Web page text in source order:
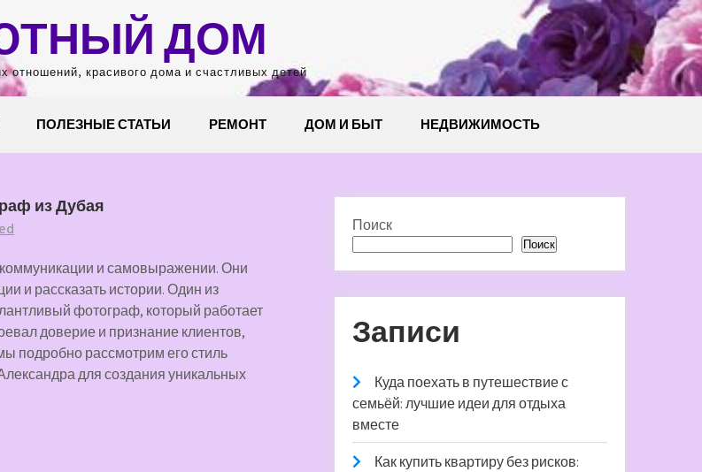
ДОМ
отношений, красивого дома и счастливых детей
ПОЛЕЗНЫЕ СТАТЬИ РЕМОНТ ДОМ И БЫТ НЕДВИЖИМОСТЬ
из Дубая
и самовыражении. Они
и рассказать истории. Один из
фотограф, который работает
доверие и признание клиентов,
подробно рассмотрим его стиль
для создания уникальных
Поиск
Поиск
Записи
Куда поехать в путешествие с
семьёй: лучшие идеи для отдыха
вместе
Как купить квартиру без рисков: